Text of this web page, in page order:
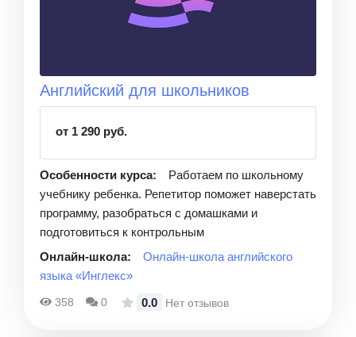
Английский для школьников
от 1 290 руб.
Особенности курса:
Работаем по школьному
учебнику ребенка. Репетитор поможет наверстать
программу, разобраться с домашками и
подготовиться к контрольным
Онлайн-школа:
Онлайн-школа английского
языка «Инглекс»
358 0 0.0 Нет отзывов